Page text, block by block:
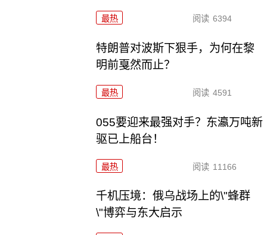
最热 阅读 6394
特朗普对波斯下狠手，为何在黎
明前戛然而止？
最热 阅读 4591
055要迎来最强对手？东瀛万吨新
驱已上船台！
最热 阅读 11166
千机压境：俄乌战场上的\"蜂群
\"博弈与东大启示